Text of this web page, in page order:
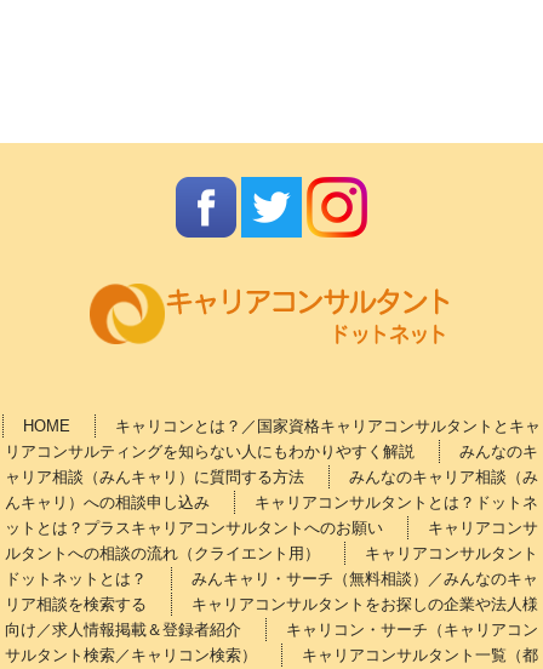
HOME
キャリコンとは？／国家資格キャリアコンサルタントとキャ
リアコンサルティングを知らない人にもわかりやすく解説
みんなのキ
ャリア相談（みんキャリ）に質問する方法
みんなのキャリア相談（み
んキャリ）への相談申し込み
キャリアコンサルタントとは？ドットネ
ットとは？プラスキャリアコンサルタントへのお願い
キャリアコンサ
ルタントへの相談の流れ（クライエント用）
キャリアコンサルタント
ドットネットとは？
みんキャリ・サーチ（無料相談）／みんなのキャ
リア相談を検索する
キャリアコンサルタントをお探しの企業や法人様
向け／求人情報掲載＆登録者紹介
キャリコン・サーチ（キャリアコン
サルタント検索／キャリコン検索）
キャリアコンサルタント一覧（都